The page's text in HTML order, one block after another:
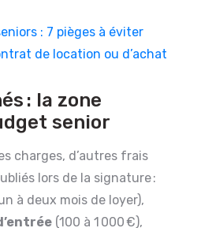
: 7 pièges à éviter
de location ou d’achat
: la zone
senior
charges, d’autres frais
lors de la signature :
à deux mois de loyer),
(100 à 1 000 €),